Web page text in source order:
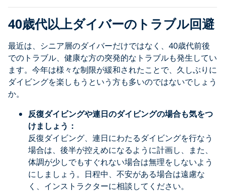
40歳代以上ダイバーのトラブル回避
最近は、シニア層のダイバーだけではなく、40歳代前後
でのトラブル、健康な方の突発的なトラブルも発生してい
ます。今年は様々な制限が緩和されたことで、久しぶりに
ダイビングを楽しもうという方も多いのではないでしょう
か。
反復ダイビングや連日のダイビングの場合も気をつ
けましょう：
反復ダイビング、連日にわたるダイビングを行なう
場合は、後半が控えめになるように計画し、また、
体調が少しでもすぐれない場合は無理をしないよう
にしましょう。日程中、不安がある場合は遠慮な
く、インストラクターに相談してください。